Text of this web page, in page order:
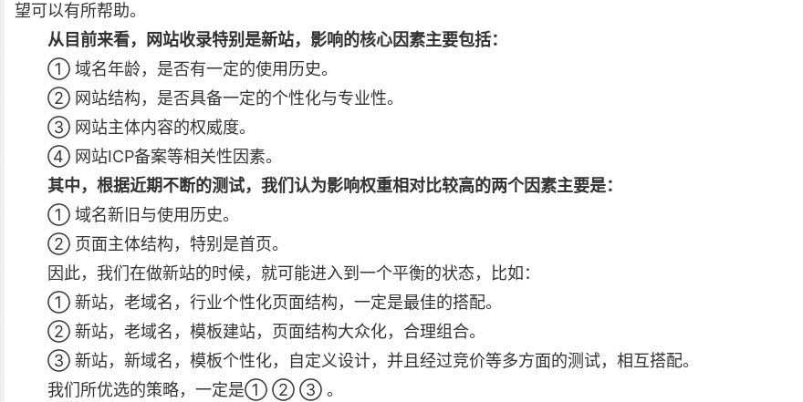
望可以有所帮助。
从目前来看，网站收录特别是新站，影响的核心因素主要包括：
① 域名年龄，是否有一定的使用历史。
② 网站结构，是否具备一定的个性化与专业性。
③ 网站主体内容的权威度。
④ 网站ICP备案等相关性因素。
其中，根据近期不断的测试，我们认为影响权重相对比较高的两个因素主要是：
① 域名新旧与使用历史。
② 页面主体结构，特别是首页。
因此，我们在做新站的时候，就可能进入到一个平衡的状态，比如：
① 新站，老域名，行业个性化页面结构，一定是最佳的搭配。
② 新站，老域名，模板建站，页面结构大众化，合理组合。
③ 新站，新域名，模板个性化，自定义设计，并且经过竞价等多方面的测试，相互搭配。
我们所优选的策略，一定是① ② ③ 。